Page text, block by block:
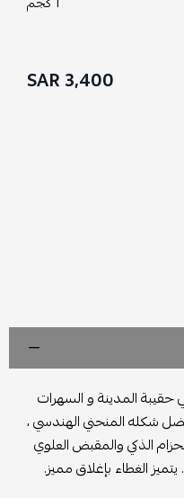
3,400 SAR
المدينة و السهرات
شكله المنحني الهندسي ،
الذكي والمقبض العلوي
الغطاء بإغلاق مميز.